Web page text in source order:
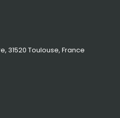
31520 Toulouse, France